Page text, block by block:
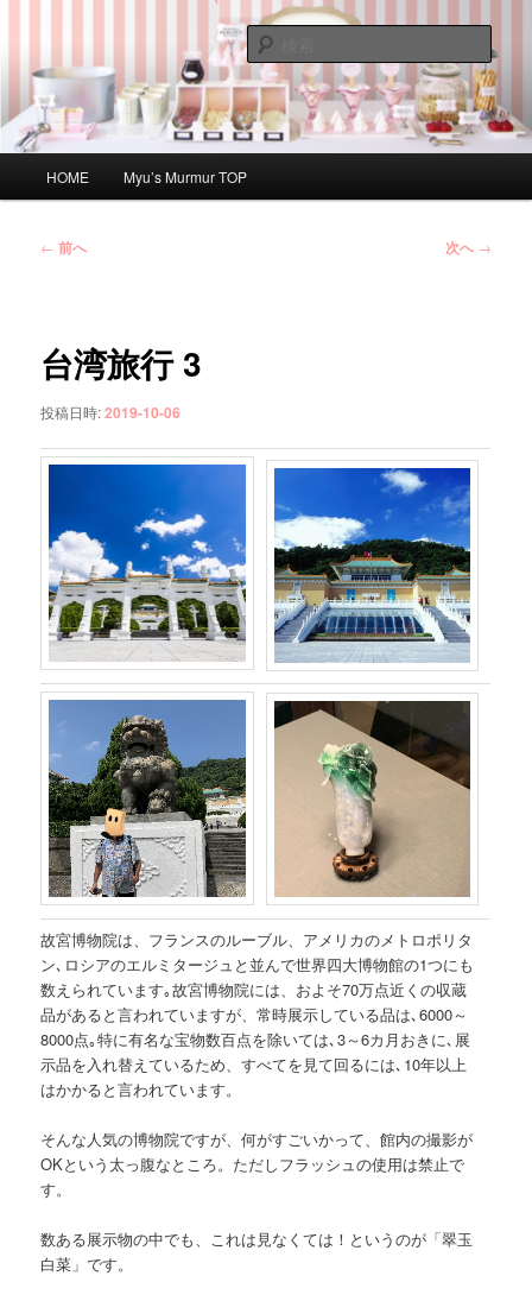
ン
Myu's Murmur
索
HOME Myu’s Murmur TOP
投
ゲ
ー
ョ
ン
← 前へ 次へ →
台湾旅行 3
投稿日時:2019-10-06
故宮博物院は、フランスのルーブル、アメリカのメトロポリタ
ン､ロシアのエルミタージュと並んで世界四大博物館の1つにも
数えられています｡故宮博物院には、およそ70万点近くの収蔵
品があると言われていますが、常時展示している品は､6000～
8000点｡特に有名な宝物数百点を除いては､3～6カ月おきに､展
示品を入れ替えているため、すべてを見て回るには､10年以上
はかかると言われています。
そんな人気の博物院ですが、何がすごいかって、館内の撮影が
OKという太っ腹なところ。ただしフラッシュの使用は禁止で
す。
数ある展示物の中でも、これは見なくては！というのが「翠玉
白菜」です。